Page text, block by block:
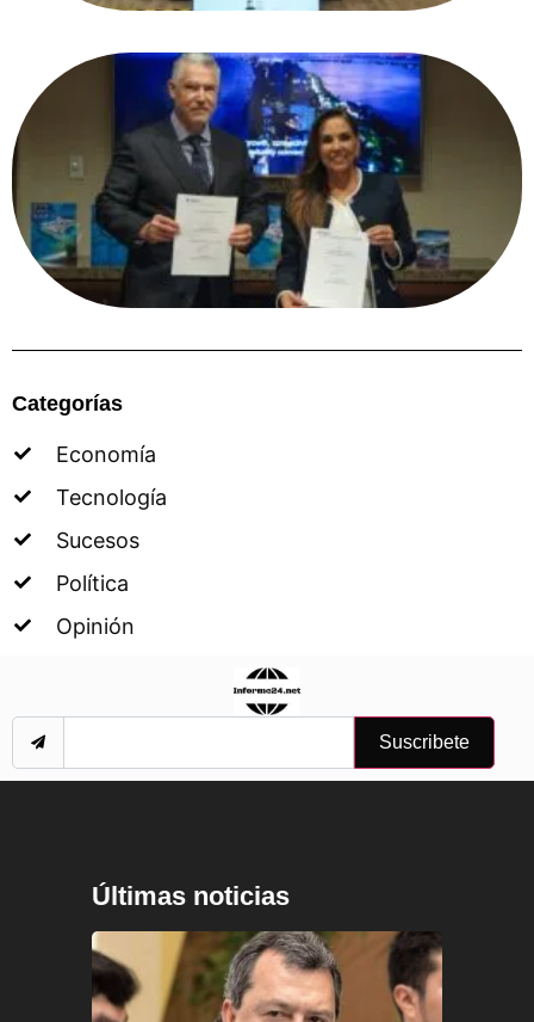
Categorías
Economía
Tecnología
Sucesos
Política
Opinión
Suscribete
Últimas noticias